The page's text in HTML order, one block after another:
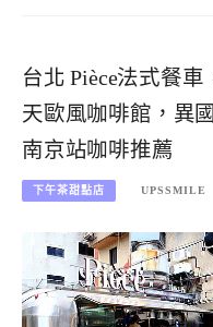
台北 Pièce法式餐
天歐風咖啡館，異
南京站咖啡推薦
下午茶甜點店 UPSSMILE